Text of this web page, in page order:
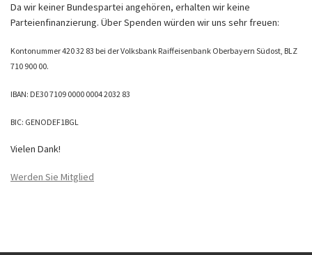
Da wir keiner Bundespartei angehören, erhalten wir keine
Parteienfinanzierung. Über Spenden würden wir uns sehr freuen:
Kontonummer 420 32 83 bei der Volksbank Raiffeisenbank Oberbayern Südost, BLZ
710 900 00.
IBAN: DE30 7109 0000 0004 2032 83
BIC: GENODEF1BGL
Vielen Dank!
Werden Sie Mitglied